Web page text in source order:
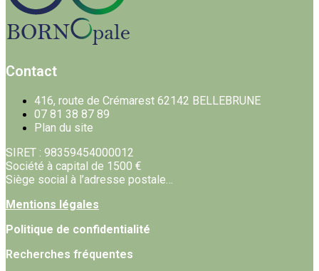
Contact
416, route de Crémarest 62142 BELLEBRUNE
07 81 38 87 89
Plan du site
SIRET : 98359454000012
Société à capital de 1500 €
Siège social à l’adresse postale…
Mentions légales
Politique de confidentialité
Recherches fréquentes